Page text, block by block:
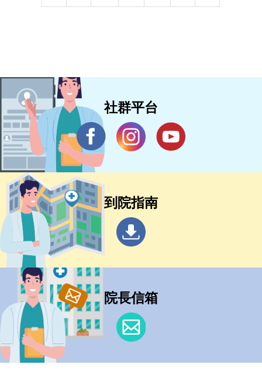
社群平台
到院指南
院長信箱